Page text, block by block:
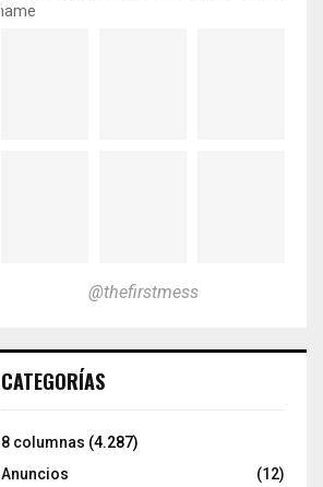
name
@thefirstmess
CATEGORÍAS
8 columnas (4.287)
Anuncios
(12)